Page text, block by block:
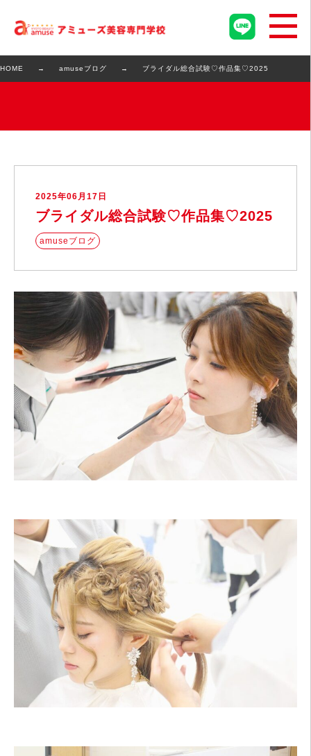
HOME amuseブログ ブライダル総合試験♡作品集♡2025
2025年06月17日
ブライダル総合試験♡作品集♡2025
amuseブログ